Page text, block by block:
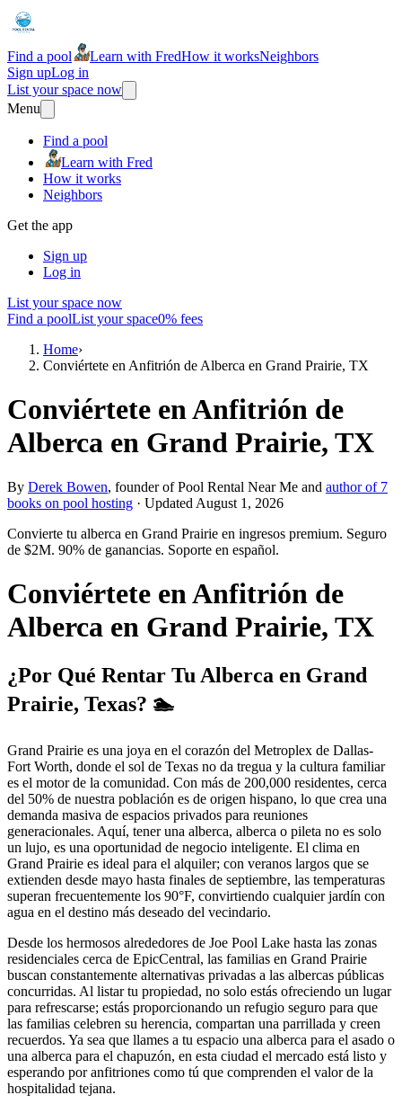
Find a pool Learn with FredHow it worksNeighbors
Sign upLog in
List your space now
Menu
Find a pool
Learn with Fred
How it works
Neighbors
Get the app
Sign up
Log in
List your space now
Find a poolList your space0% fees
Home›
Conviértete en Anfitrión de Alberca en Grand Prairie, TX
Conviértete en Anfitrión de
Alberca en Grand Prairie, TX
By Derek Bowen, founder of Pool Rental Near Me and author of 7
books on pool hosting · Updated August 1, 2026
Convierte tu alberca en Grand Prairie en ingresos premium. Seguro
de $2M. 90% de ganancias. Soporte en español.
Conviértete en Anfitrión de
Alberca en Grand Prairie, TX
¿Por Qué Rentar Tu Alberca en Grand
Prairie, Texas? 🏊
Grand Prairie es una joya en el corazón del Metroplex de Dallas-
Fort Worth, donde el sol de Texas no da tregua y la cultura familiar
es el motor de la comunidad. Con más de 200,000 residentes, cerca
del 50% de nuestra población es de origen hispano, lo que crea una
demanda masiva de espacios privados para reuniones
generacionales. Aquí, tener una alberca, alberca o pileta no es solo
un lujo, es una oportunidad de negocio inteligente. El clima en
Grand Prairie es ideal para el alquiler; con veranos largos que se
extienden desde mayo hasta finales de septiembre, las temperaturas
superan frecuentemente los 90°F, convirtiendo cualquier jardín con
agua en el destino más deseado del vecindario.
Desde los hermosos alrededores de Joe Pool Lake hasta las zonas
residenciales cerca de EpicCentral, las familias en Grand Prairie
buscan constantemente alternativas privadas a las albercas públicas
concurridas. Al listar tu propiedad, no solo estás ofreciendo un lugar
para refrescarse; estás proporcionando un refugio seguro para que
las familias celebren su herencia, compartan una parrillada y creen
recuerdos. Ya sea que llames a tu espacio una alberca para el asado o
una alberca para el chapuzón, en esta ciudad el mercado está listo y
esperando por anfitriones como tú que comprenden el valor de la
hospitalidad tejana.